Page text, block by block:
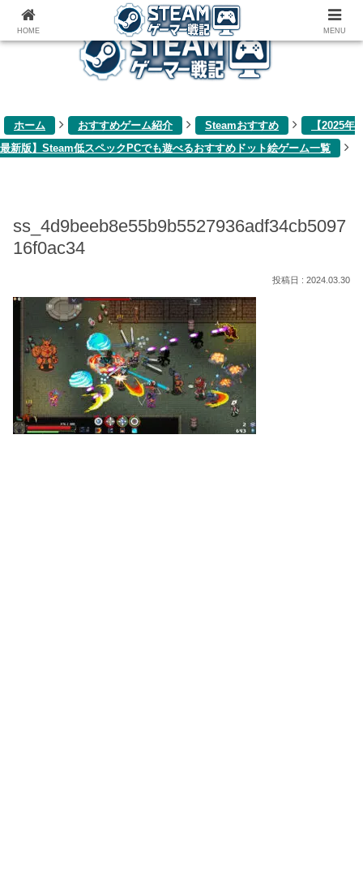
ゲーム関連雑記ブログ
ホーム おすすめゲーム紹介 Steamおすすめ
【2025年
最新版】Steam低スペックPCでも遊べるおすすめドット絵ゲーム一覧
ss_4d9beeb8e55b9b5527936adf34cb5097
16f0ac34
2024.03.30
HOME MENU